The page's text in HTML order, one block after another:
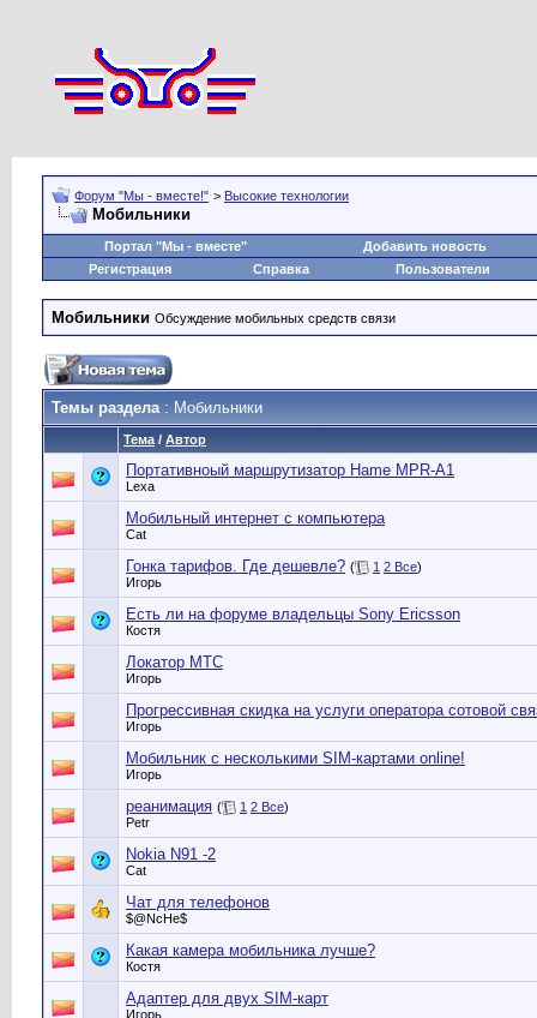
Форум "Мы - вместе!" > Высокие технологии
Мобильники
Портал "Мы - вместе"
Добавить новость
Регистрация
Справка Пользователи
Мобильники Обсуждение мобильных средств связи
Темы раздела: Мобильники
Тема / Автор
Портативноый маршрутизатор Hame MPR-A1
Lexa
Мобильный интернет с компьютера
Cat
Гонка тарифов. Где дешевле? ( 1 2 Все)
Игорь
Есть ли на форуме владельцы Sony Ericsson
Костя
Локатор МТС
Игорь
Прогрессивная скидка на услуги оператора сотовой
Игорь
Мобильник с несколькими SIM-картами online!
Игорь
реанимация ( 1 2 Все)
Petr
Nokia N91 -2
Cat
Чат для телефонов
$@NcHe$
Какая камера мобильника лучше?
Костя
Адаптер для двух SIM-карт
Игорь